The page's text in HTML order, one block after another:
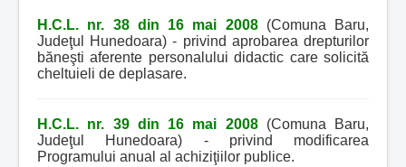
H.C.L. nr. 38 din 16 mai 2008(Comuna Baru,
Judeţul Hunedoara) - privind aprobarea drepturilor
băneşti aferente personalului didactic care solicită
cheltuieli de deplasare.
H.C.L. nr. 39 din 16 mai 2008(Comuna Baru,
Judeţul Hunedoara) - privind modificarea
Programului anual al achiziţiilor publice.